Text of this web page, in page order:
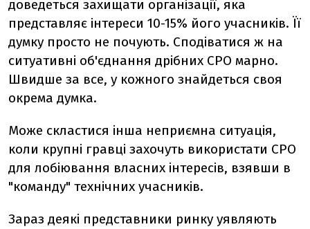
доведеться захищати організації, яка
представляє інтереси 10-15% його учасників. Її
думку просто не почують. Сподіватися ж на
ситуативні об'єднання дрібних СРО марно.
Швидше за все, у кожного знайдеться своя
окрема думка.
Може скластися інша неприємна ситуація,
коли крупні гравці захочуть використати СРО
для лобіювання власних інтересів, взявши в
"команду" технічних учасників.
Зараз деякі представники ринку уявляють